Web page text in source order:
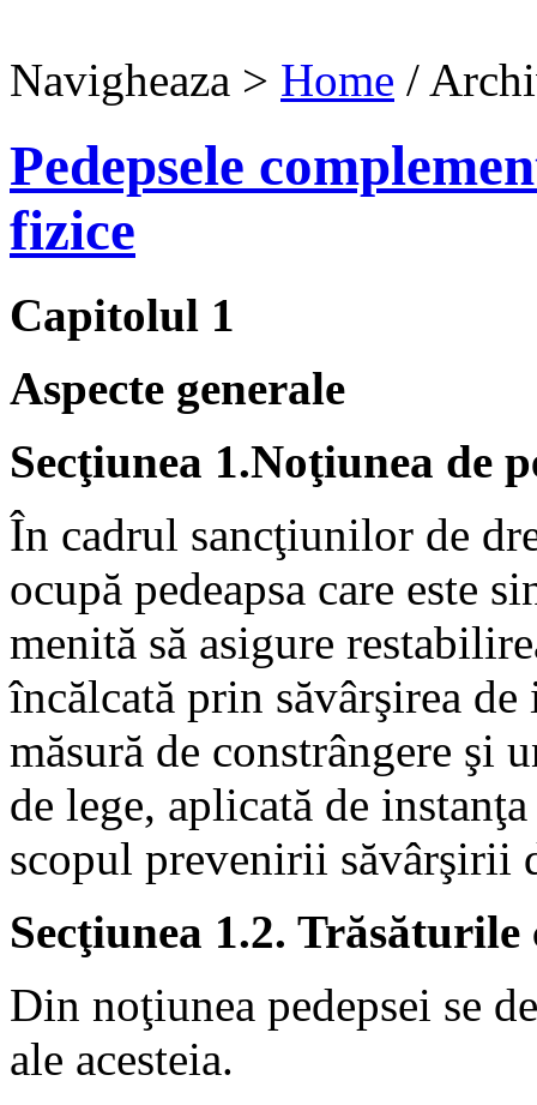
Navigheaza > Home /
Pedepsele
fizice
Capitolul 1
Aspecte generale
Secţiunea 1.Noţiunea de
În cadrul sancţiunilor de
ocupă pedeapsa care este
menită să asigure
încălcată prin săvârşirea
măsură de constrângere şi
de lege, aplicată de
scopul prevenirii săvârşirii
Secţiunea 1.2.
Din noţiunea pedepsei se
ale acesteia.